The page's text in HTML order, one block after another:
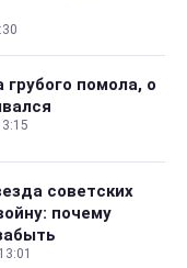
помола, о
советских
почему